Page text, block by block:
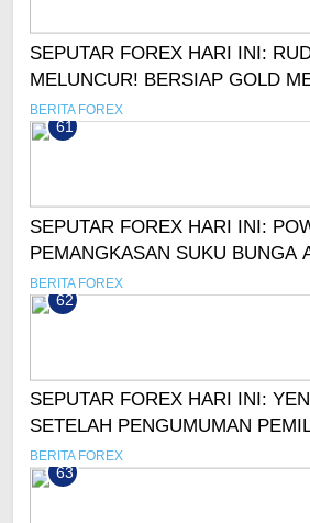
SEPUTAR FOREX HARI INI:
MELUNCUR! BERSIAP GOLD
BERITA FOREX
61
SEPUTAR FOREX HARI INI:
PEMANGKASAN SUKU BUNGA
BERLANJUT, TAPI TIDAK
BERITA FOREX
62
SEPUTAR FOREX HARI INI:
SETELAH PENGUMUMAN
JEPANG
BERITA FOREX
63